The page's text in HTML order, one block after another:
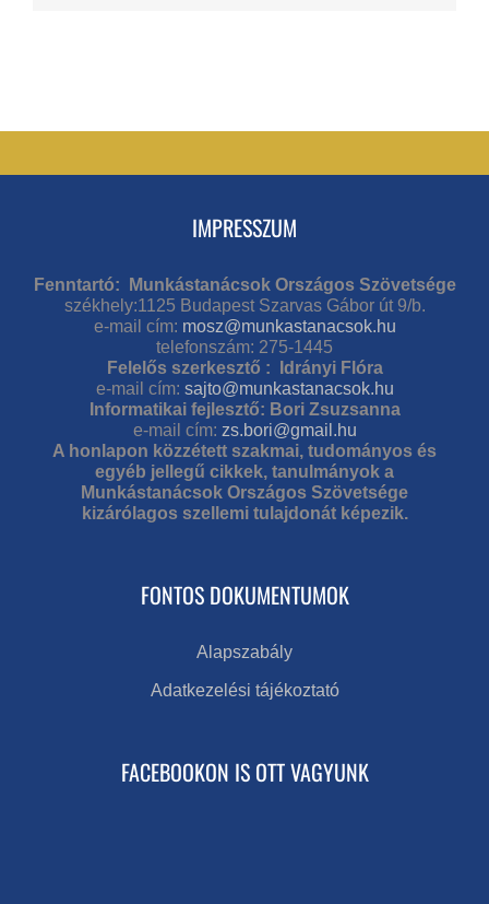
IMPRESSZUM
Fenntartó: Munkástanácsok Országos Szövetsége
székhely:1125 Budapest Szarvas Gábor út 9/b.
e-mail cím: mosz@munkastanacsok.hu
telefonszám: 275-1445
Felelős szerkesztő : Idrányi Flóra
e-mail cím: sajto@munkastanacsok.hu
Informatikai fejlesztő: Bori Zsuzsanna
e-mail cím: zs.bori@gmail.hu
A honlapon közzétett szakmai, tudományos és
egyéb jellegű cikkek, tanulmányok a
Munkástanácsok Országos Szövetsége
kizárólagos szellemi tulajdonát képezik.
FONTOS DOKUMENTUMOK
Alapszabály
Adatkezelési tájékoztató
FACEBOOKON IS OTT VAGYUNK